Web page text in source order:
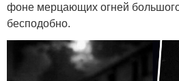
фоне мерцающих огней
бесподобно.